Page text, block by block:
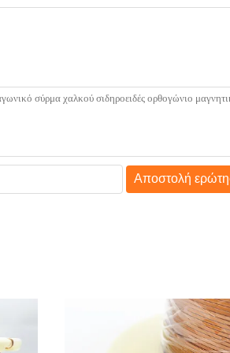
Αποστολή